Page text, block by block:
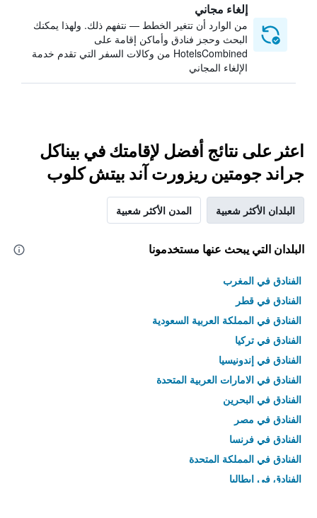
إلغاء مجاني
من الوارد أن تتغير الخطط — نتفهم ذلك. ولهذا يمكنك
البحث وحجز فنادق وأماكن إقامة على
HotelsCombined من وكالات السفر التي تقدم خدمة
الإلغاء المجاني
اعثر على نتائج أفضل لإقامتك في بيناكل
جراند جومتين ريزورت آند بيتش كلوب
البلدان الأكثر شعبية المدن الأكثر شعبية
البلدان التي يبحث عنها مستخدمونا
الفنادق في المغرب
الفنادق في قطر
الفنادق في المملكة العربية السعودية
الفنادق في تركيا
الفنادق في إندونيسيا
الفنادق في الامارات العربية المتحدة
الفنادق في البحرين
الفنادق في مصر
الفنادق في فرنسا
الفنادق في المملكة المتحدة
الفنادق في إيطاليا